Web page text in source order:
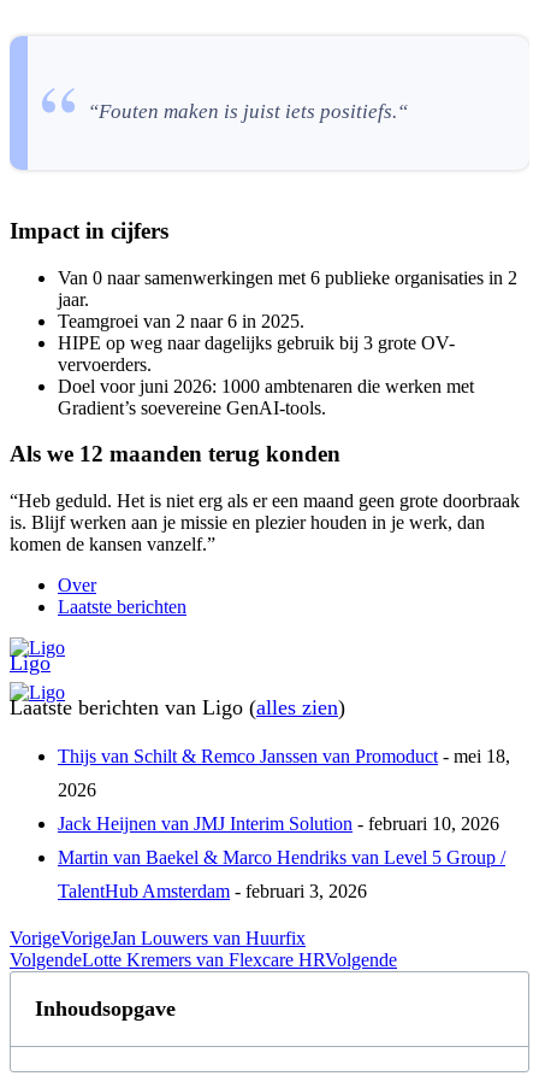
“Fouten maken is juist iets positiefs.“
Impact in cijfers
Van 0 naar samenwerkingen met 6 publieke organisaties in 2
jaar.
Teamgroei van 2 naar 6 in 2025.
HIPE op weg naar dagelijks gebruik bij 3 grote OV-
vervoerders.
Doel voor juni 2026: 1000 ambtenaren die werken met
Gradient’s soevereine GenAI-tools.
Als we 12 maanden terug konden
“Heb geduld. Het is niet erg als er een maand geen grote doorbraak
is. Blijf werken aan je missie en plezier houden in je werk, dan
komen de kansen vanzelf.”
Over
Laatste berichten
Ligo
Laatste berichten van Ligo (alles zien)
Thijs van Schilt & Remco Janssen van Promoduct - mei 18,
2026
Jack Heijnen van JMJ Interim Solution - februari 10, 2026
Martin van Baekel & Marco Hendriks van Level 5 Group /
TalentHub Amsterdam - februari 3, 2026
VorigeVorigeJan Louwers van Huurfix
VolgendeLotte Kremers van Flexcare HRVolgende
Inhoudsopgave